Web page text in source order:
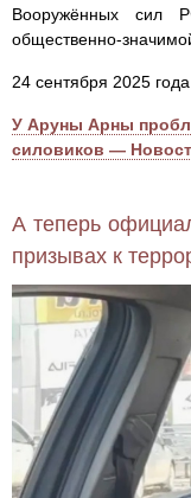
Вооружённых сил
общественно-
24 сентября 2025 года
У Аруны Арны
силовиков —
А теперь
призывах к